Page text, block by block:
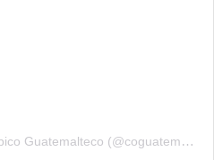
A post shared by Comité Olímpico Guatemalteco (@coguatemalteco)